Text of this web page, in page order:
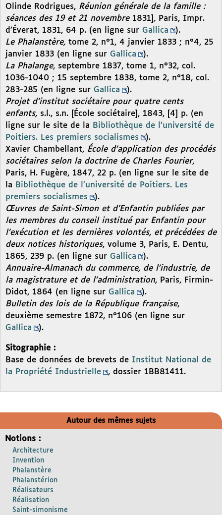
Olinde Rodrigues, Réunion générale de la famille :
séances des 19 et 21 novembre 1831] , Paris, Impr.
d’Éverat, 1831, 64 p. (en ligne sur Gallica
).
Le Phalanstère, tome 2, n°1, 4 janvier 1833 ; n°4, 25
janvier 1833 (en ligne sur Gallica
).
La Phalange, septembre 1837, tome 1, n°32, col.
1036-1040 ; 15 septembre 1838, tome 2, n°18, col.
283-285 (en ligne sur Gallica
).
Projet d’institut sociétaire pour quatre cents
enfants, s.l., s.n. [École sociétaire], 1843, [4] p. (en
ligne sur le site de la Bibliothèque de l’université de
Poitiers. Les premiers socialismes
).
Xavier Chambellant, École d’application des procédés
sociétaires selon la doctrine de Charles Fourier,
Paris, H. Fugère, 1847, 22 p. (en ligne sur le site de
la Bibliothèque de l’université de Poitiers. Les
premiers socialismes
).
Œuvres de Saint-Simon et d’Enfantin publiées par
les membres du conseil institué par Enfantin pour
l’exécution et les dernières volontés, et précédées de
deux notices historiques, volume 3, Paris, E. Dentu,
1865, 239 p. (en ligne sur Gallica
).
Annuaire-Almanach du commerce, de l’industrie, de
la magistrature et de l’administration, Paris, Firmin-
Didot, 1864 (en ligne sur Gallica
).
Bulletin des lois de la République française,
deuxième semestre 1872, n°106 (en ligne sur
Gallica
).
Sitographie :
Base de données de brevets de Institut National de
la Propriété Industrielle
, dossier 1BB81411.
Autour des mêmes sujets
Notions :
Architecture
Invention
Phalanstère
Phalanstérion
Réalisateurs
Réalisation
Saint-simonisme